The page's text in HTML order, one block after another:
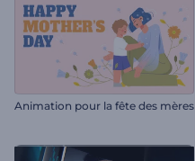
Animation pour la fête des mères